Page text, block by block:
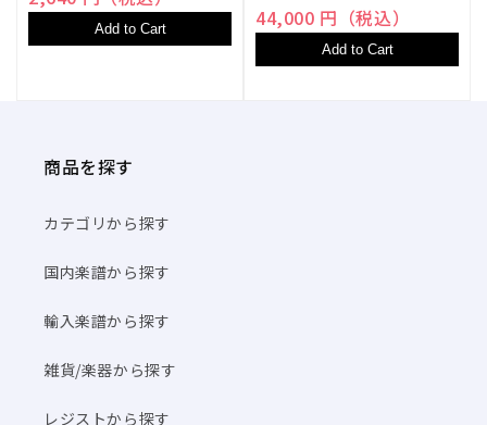
Add to Cart 44,000 円（税込）
Add to Cart
商品を探す
カテゴリから探す
国内楽譜から探す
輸入楽譜から探す
雑貨/楽器から探す
レジストから探す